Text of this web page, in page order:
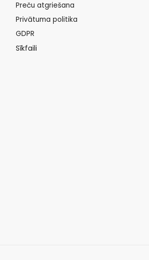
Preču atgriešana
Privātuma politika
GDPR
Sīkfaili